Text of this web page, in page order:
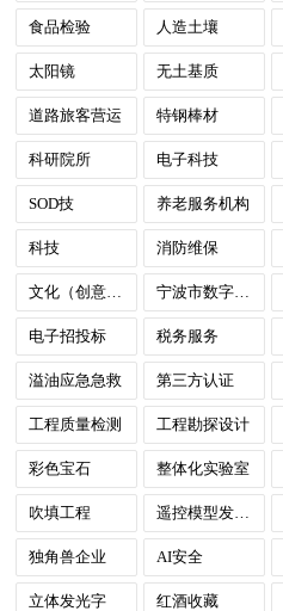
食品检验 人造土壤
太阳镜 无土基质
道路旅客营运 特钢棒材
科研院所 电子科技
SOD技 养老服务机构
科技 消防维保
宁波市数字政府
电子招投标 税务服务
溢油应急急救 第三方认证
工程质量检测 工程勘探设计
彩色宝石 整体化实验室
吹填工程 遥控模型发动机
独角兽企业 AI安全
立体发光字 红酒收藏